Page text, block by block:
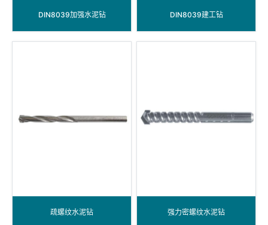
DIN8039加强水泥钻 DIN8039建工钻
疏螺纹水泥钻 强力密螺纹水泥钻